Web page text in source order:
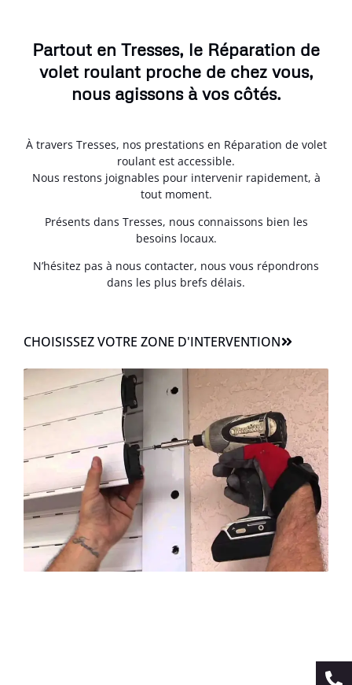
Partout en Tresses, le Réparation de
volet roulant proche de chez vous,
nous agissons à vos côtés.
À travers Tresses, nos prestations en Réparation de volet
roulant est accessible.
Nous restons joignables pour intervenir rapidement, à
tout moment.
Présents dans Tresses, nous connaissons bien les
besoins locaux.
N’hésitez pas à nous contacter, nous vous répondrons
dans les plus brefs délais.
CHOISISSEZ VOTRE ZONE D'INTERVENTION